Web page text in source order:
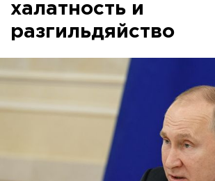
халатность и
разгильдяйство